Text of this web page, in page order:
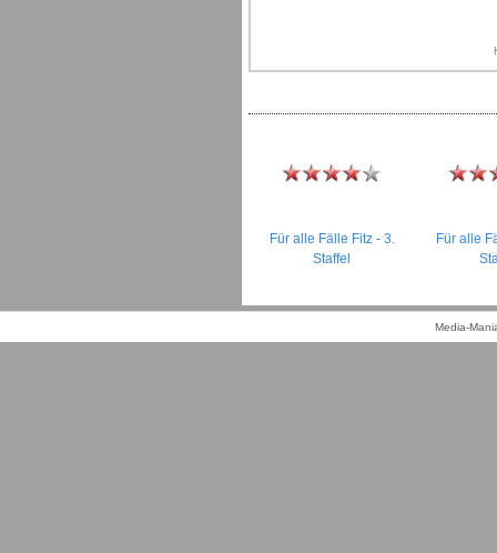
Für alle Fälle Fitz - 3.
Staffel
Für alle
Media-